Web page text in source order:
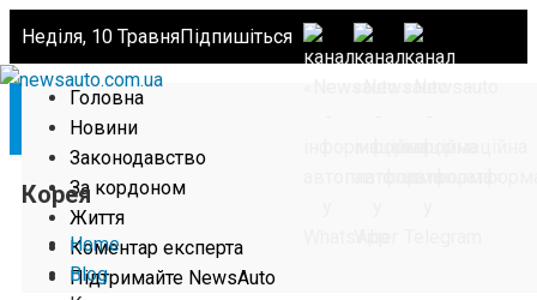
Неділя, 10 ТравняПідпишіться
Головна
Новини
Законодавство
За кордоном
Життя
Коментар експерта
Підтримайте NewsAuto
Корея
Home
Blog